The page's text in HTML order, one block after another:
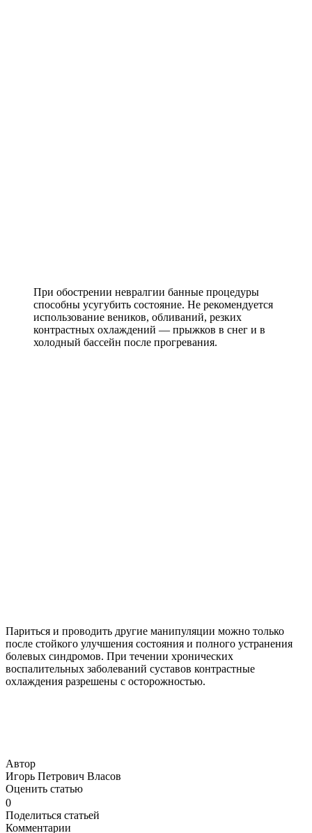
При обострении невралгии банные процедуры
способны усугубить состояние. Не рекомендуется
использование веников, обливаний, резких
контрастных охлаждений — прыжков в снег и в
холодный бассейн после прогревания.
Париться и проводить другие манипуляции можно только
после стойкого улучшения состояния и полного устранения
болевых синдромов. При течении хронических
воспалительных заболеваний суставов контрастные
охлаждения разрешены с осторожностью.
Автор
Игорь Петрович Власов
Оценить статью
0
Поделиться статьей
Комментарии